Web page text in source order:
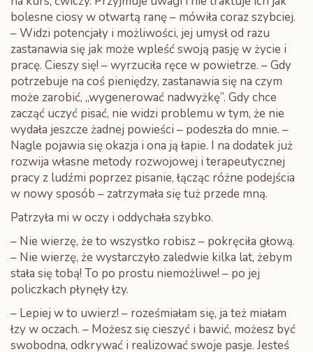
bolesne ciosy w otwartą ranę – mówiła coraz szybciej.
– Widzi potencjały i możliwości, jej umysł od razu
zastanawia się jak może wpleść swoją pasję w życie i
pracę. Cieszy się! – wyrzuciła ręce w powietrze. – Gdy
potrzebuje na coś pieniędzy, zastanawia się na czym
może zarobić, „wygenerować nadwyżkę”. Gdy chce
zacząć uczyć pisać, nie widzi problemu w tym, że nie
wydała jeszcze żadnej powieści – podeszła do mnie. –
Nagle pojawia się okazja i ona ją łapie. I na dodatek już
rozwija własne metody rozwojowej i terapeutycznej
pracy z ludźmi poprzez pisanie, łącząc różne podejścia
w nowy sposób – zatrzymała się tuż przede mną.
Patrzyła mi w oczy i oddychała szybko.
– Nie wierzę, że to wszystko robisz – pokręciła głową.
– Nie wierzę, że wystarczyło zaledwie kilka lat, żebym
stała się tobą! To po prostu niemożliwe! – po jej
policzkach płynęły łzy.
– Lepiej w to uwierz! – roześmiałam się, ja też miałam
łzy w oczach. – Możesz się cieszyć i bawić, możesz być
swobodna, odkrywać i realizować swoje pasje. Jesteś